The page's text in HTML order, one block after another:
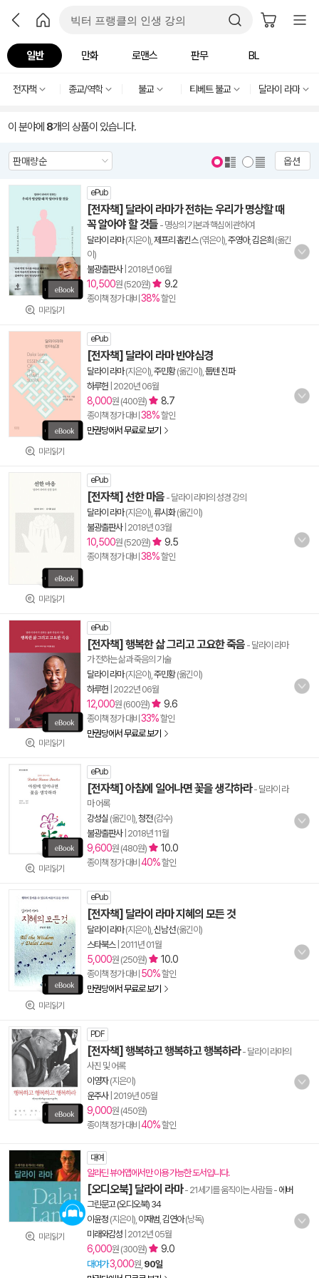
일반 만화 로맨스 판무 BL
전자책 종교/역학 불교 티베트 불교 달라이 라마
이 분야에 8개의 상품이 있습니다.
옵션
미리읽기
ePub
[전자책] 달라이 라마가 전하는 우리가 명상할 때
꼭 알아야 할 것들 - 명상의 기본과 핵심에 관하여
달라이 라마(지은이), 제프리 홉킨스(엮은이), 주영아,김은희 (옮긴
이)
불광출판사| 2018년 06월
10,500원 (520원) 9.2
종이책 정가 대비 38%할인
미리읽기
ePub
[전자책] 달라이 라마 반야심경
달라이 라마(지은이), 주민황(옮긴이), 툽텐 진파
하루헌 2020년 06월
8,000원 (400원) 8.7
종이책 정가 대비 38%할인
만권당에서 무료로 보기
미리읽기
ePub
[전자책] 선한 마음 - 달라이 라마의 성경 강의
달라이 라마(지은이), 류시화(옮긴이)
불광출판사| 2018년 03월
10,500원 (520원) 9.5
종이책 정가 대비 38%할인
미리읽기
ePub
[전자책] 행복한 삶 그리고 고요한 죽음 - 달라이 라마
가 전하는 삶과 죽음의 기술
달라이 라마(지은이), 주민황(옮긴이)
하루헌 2022년 06월
12,000원 (600원) 9.6
종이책 정가 대비 33%할인
만권당에서 무료로 보기
미리읽기
ePub
[전자책] 아침에 일어나면 꽃을 생각하라- 달라이 라
마 어록
강성실 (옮긴이), 청전(감수)
불광출판사| 2018년 11월
9,600원 (480원) 10.0
종이책 정가 대비 40%할인
미리읽기
ePub
[전자책] 달라이 라마 지혜의 모든 것
달라이 라마(지은이), 신남선(옮긴이)
스타북스| 2011년 01월
5,000원 (250원) 10.0
종이책 정가 대비 50%할인
만권당에서 무료로 보기
PDF
[전자책] 행복하고 행복하고 행복하라- 달라이 라마의
사진 및 어록
이영자(지은이)
운주사| 2019년 05월
9,000원 (450원)
종이책 정가 대비 40%할인
미리읽기
대여
알라딘 뷰어앱에서만 이용 가능한 도서입니다.
[오디오북] 달라이 라마- 21세기를 움직이는 사람들- 에버
그린문고 (오디오북) 34
이윤정 (지은이), 이재범 김연아(낭독)
미래와감성 2012년 05월
6,000원 (300원) 9.0
대여가3,000원, 90일